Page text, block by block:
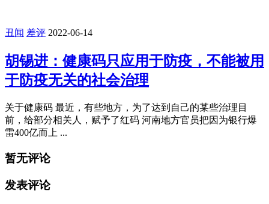
丑闻 差评 2022-06-14
胡锡进：健康码只应用于防疫，不能被用
于防疫无关的社会治理
关于健康码 最近，有些地方，为了达到自己的某些治理目
前，给部分相关人，赋予了红码 河南地方官员把因为银行爆
雷400亿而上 ...
暂无评论
发表评论